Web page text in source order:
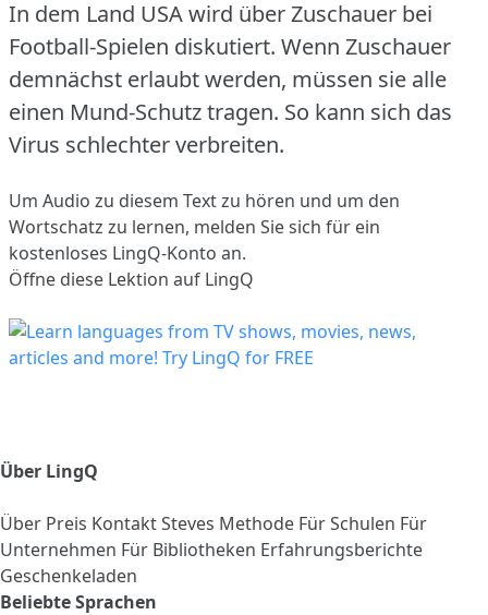
In dem Land USA wird über Zuschauer bei
Football-Spielen diskutiert. Wenn Zuschauer
demnächst erlaubt werden, müssen sie alle
einen Mund-Schutz tragen. So kann sich das
Virus schlechter verbreiten.
Um Audio zu diesem Text zu hören und um den
Wortschatz zu lernen, melden Sie sich für ein
kostenloses LingQ-Konto an.
Öffne diese Lektion auf LingQ
Über LingQ
Über Preis KontaktSteves Methode Für Schulen Für
Unternehmen Für Bibliotheken Erfahrungsberichte
Geschenkeladen
Beliebte Sprachen